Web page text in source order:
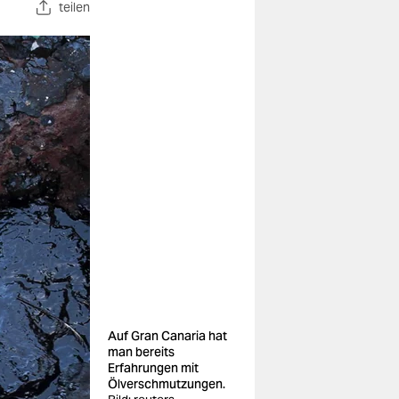
teilen
Auf Gran Canaria hat
man bereits
Erfahrungen mit
Ölverschmutzungen.